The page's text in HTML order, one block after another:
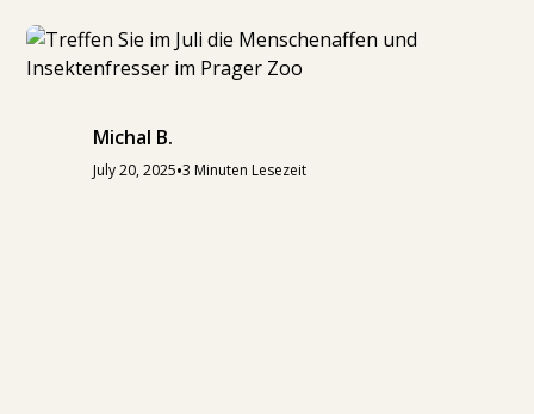
Michal B.
July 20, 2025•3 Minuten Lesezeit